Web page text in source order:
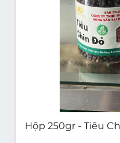
Hộp 250gr - Tiêu